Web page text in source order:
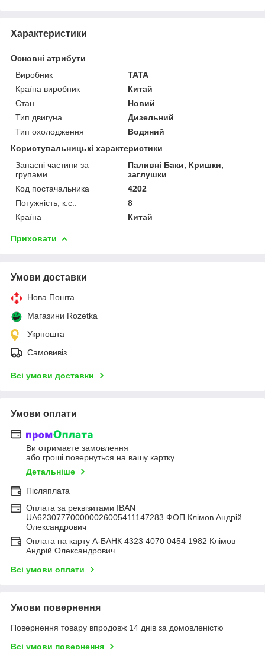
Характеристики
Основні атрибути
Виробник
TATA
Країна виробник
Китай
Стан
Новий
Тип двигуна
Дизельний
Тип охолодження
Водяний
Користувальницькі характеристики
Запасні частини за
групами
Паливні Баки, Кришки,
заглушки
Код постачальника
4202
Потужність, к.с.:
8
Країна
Китай
Приховати
Умови доставки
Нова Пошта
Магазини Rozetka
Укрпошта
Самовивіз
Всі умови доставки
Умови оплати
Ви отримаєте замовлення
або гроші повернуться на вашу картку
Детальніше
Післяплата
Оплата за реквізитами IBAN
UA623077700000026005411147283 ФОП Клімов Андрій
Олександрович
Оплата на карту А-БАНК 4323 4070 0454 1982 Клімов
Андрій Олександрович
Всі умови оплати
Умови повернення
Повернення товару впродовж 14 днів за домовленістю
Всі умови повернення